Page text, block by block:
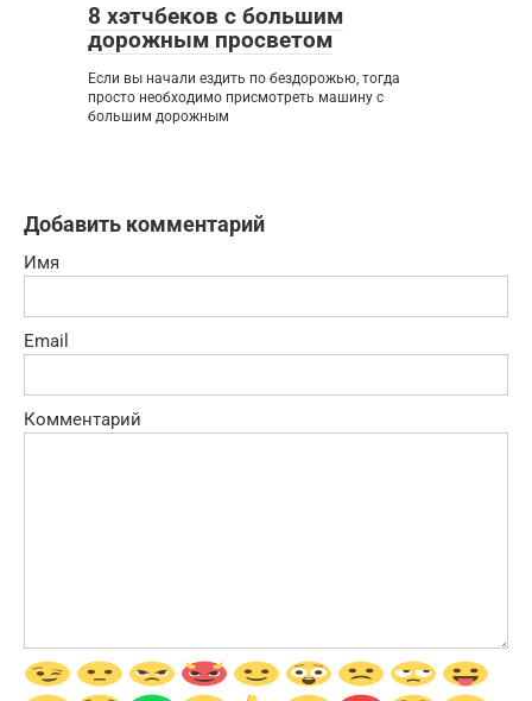
8 хэтчбеков с большим
дорожным просветом
Если вы начали ездить по бездорожью, тогда
просто необходимо присмотреть машину с
большим дорожным
Добавить комментарий
Имя
Email
Комментарий